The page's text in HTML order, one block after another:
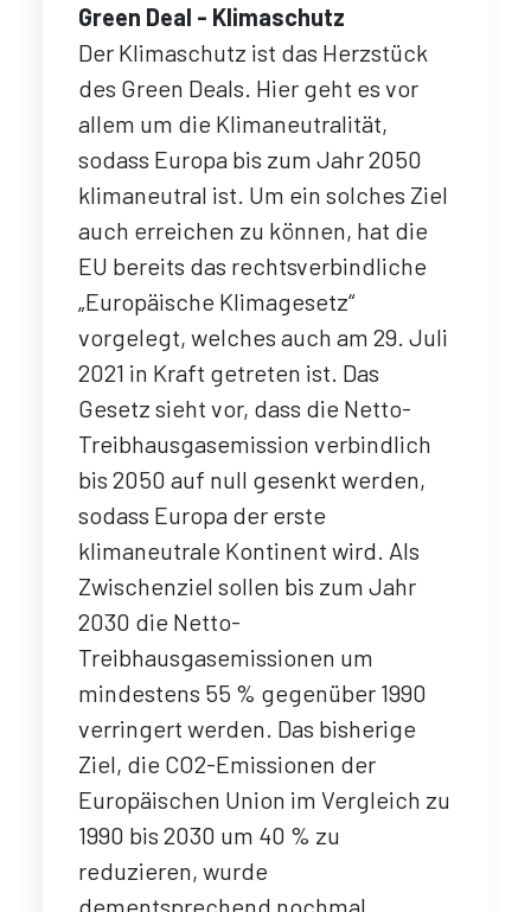
Green Deal - Klimaschutz
Der Klimaschutz ist das Herzstück
des Green Deals. Hier geht es vor
allem um die Klimaneutralität,
sodass Europa bis zum Jahr 2050
klimaneutral ist. Um ein solches Ziel
auch erreichen zu können, hat die
EU bereits das rechtsverbindliche
„Europäische Klimagesetz“
vorgelegt, welches auch am 29. Juli
2021 in Kraft getreten ist. Das
Gesetz sieht vor, dass die Netto-
Treibhausgasemission verbindlich
bis 2050 auf null gesenkt werden,
sodass Europa der erste
klimaneutrale Kontinent wird. Als
Zwischenziel sollen bis zum Jahr
2030 die Netto-
Treibhausgasemissionen um
mindestens 55 % gegenüber 1990
verringert werden. Das bisherige
Ziel, die CO2-Emissionen der
Europäischen Union im Vergleich zu
1990 bis 2030 um 40 % zu
reduzieren, wurde
dementsprechend nochmal